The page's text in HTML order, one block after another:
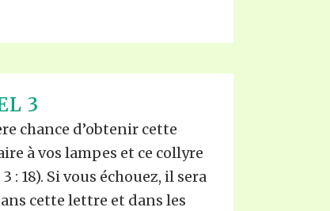
3
chance d’obtenir cette
à vos lampes et ce collyre
: 18). Si vous échouez, il sera
cette lettre et dans les